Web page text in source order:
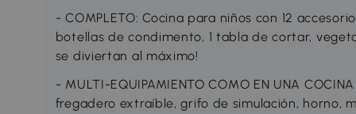
- COMPLETO: Cocina para niños con 12
botellas de condimento, 1 tabla de cortar,
se diviertan al máximo!
- MULTI-EQUIPAMIENTO COMO EN UNA
fregadero extraíble, grifo de simulación, horno,